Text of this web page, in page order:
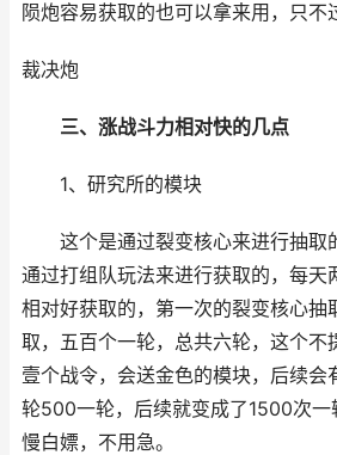
陨炮容易获取的也可以拿来用，只不
裁决炮
三、涨战斗力相对快的几点
1、研究所的模块
这个是通过裂变核心来进行抽取
通过打组队玩法来进行获取的，每天
相对好获取的，第一次的裂变核心抽
取，五百个一轮，总共六轮，这个不
壹个战令，会送金色的模块，后续会
轮500一轮，后续就变成了1500次一
慢白嫖，不用急。